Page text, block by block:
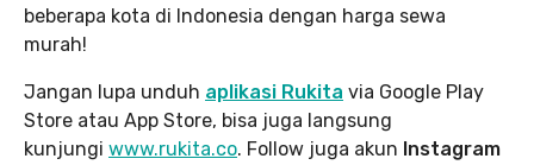
beberapa kota di Indonesia dengan harga sewa
murah!
Jangan lupa unduh aplikasi Rukita via Google Play
Store atau App Store, bisa juga langsung
kunjungi www.rukita.co. Follow juga akun Instagram